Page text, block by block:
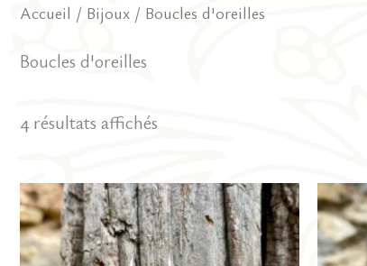
Accueil / Bijoux / Boucles d'oreilles
Boucles d'oreilles
4 résultats affichés